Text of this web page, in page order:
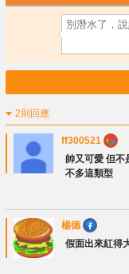
2則回應
ff300521
帥又可愛 但不
不多這類型
楊德
假面出來紅得